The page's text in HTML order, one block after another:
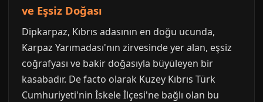
ve Eşsiz Doğası
Dipkarpaz, Kıbrıs adasının en doğu ucunda,
Karpaz Yarımadası'nın zirvesinde yer alan, eşsiz
coğrafyası ve bakir doğasıyla büyüleyen bir
kasabadır. De facto olarak Kuzey Kıbrıs Türk
Cumhuriyeti'nin İskele İlçesi'ne bağlı olan bu